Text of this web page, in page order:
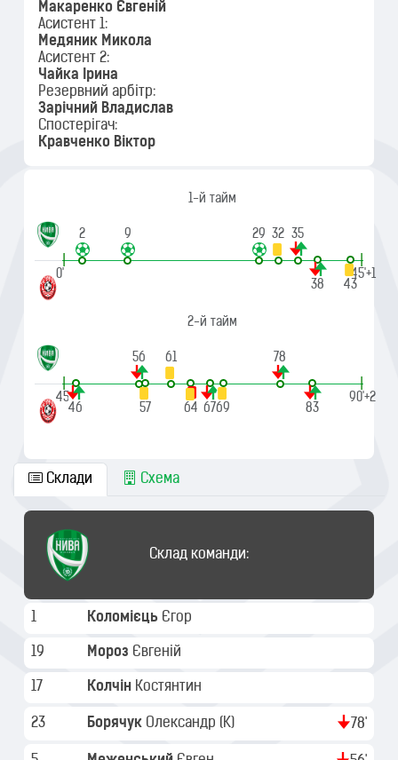
Макаренко Євгеній
Асистент 1:
Медяник Микола
Асистент 2:
Чайка Ірина
Резервний арбітр:
Зарічний Владислав
Спостерігач:
Кравченко Віктор
1-й тайм
2 9 29 32 35
|
0'
38
43
|
45'+1
2-й тайм
56 61 78
|
45'
46
57 64 6769 83
|
90'+2
Склади Схема
Склад команди:
1 Коломієць Єгор
19 Мороз Євгеній
17 Колчін Костянтин
23 Борячук Олександр (K) 78'